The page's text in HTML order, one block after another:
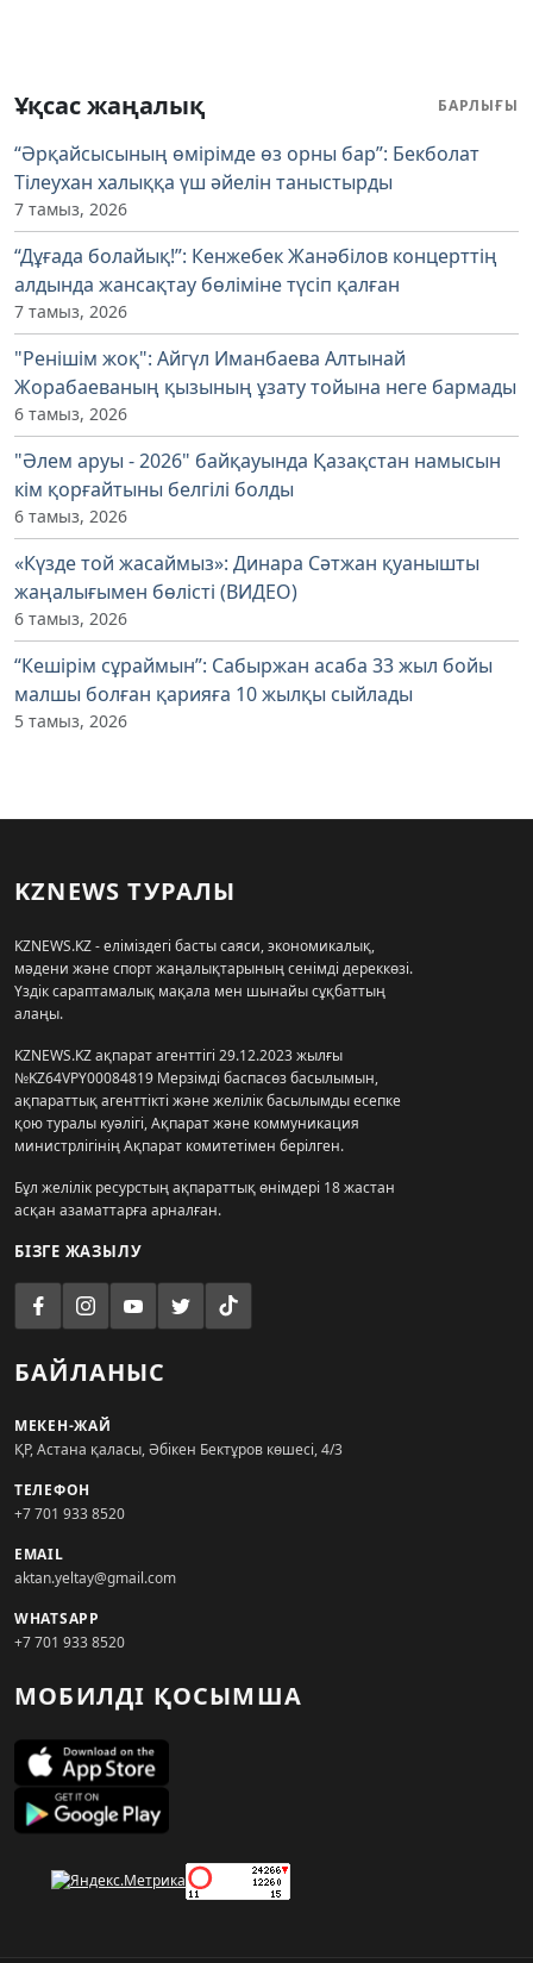
Ұқсас жаңалық БАРЛЫҒЫ
“Әрқайсысының өмірімде өз орны бар”: Бекболат
Тілеухан халыққа үш әйелін таныстырды
7 тамыз, 2026
“Дұғада болайық!”: Кенжебек Жанәбілов концерттің
алдында жансақтау бөліміне түсіп қалған
7 тамыз, 2026
"Ренішім жоқ": Айгүл Иманбаева Алтынай
Жорабаеваның қызының ұзату тойына неге бармады
6 тамыз, 2026
"Әлем аруы - 2026" байқауында Қазақстан намысын
кім қорғайтыны белгілі болды
6 тамыз, 2026
«Күзде той жасаймыз»: Динара Сәтжан қуанышты
жаңалығымен бөлісті (ВИДЕО)
6 тамыз, 2026
“Кешірім сұраймын”: Сабыржан асаба 33 жыл бойы
малшы болған қарияға 10 жылқы сыйлады
5 тамыз, 2026
KZNEWS ТУРАЛЫ
KZNEWS.KZ - еліміздегі басты саяси, экономикалық,
мәдени және спорт жаңалықтарының сенімді дереккөзі.
Үздік сараптамалық мақала мен шынайы сұқбаттың
алаңы.
KZNEWS.KZ ақпарат агенттігі 29.12.2023 жылғы
№KZ64VPY00084819 Мерзімді баспасөз басылымын,
ақпараттық агенттікті және желілік басылымды есепке
қою туралы куәлігі, Ақпарат және коммуникация
министрлігінің Ақпарат комитетімен берілген.
Бұл желілік ресурстың ақпараттық өнімдері 18 жастан
асқан азаматтарға арналған.
БІЗГЕ ЖАЗЫЛУ
БАЙЛАНЫС
МЕКЕН-ЖАЙ
ҚР, Астана қаласы, Әбікен Бектұров көшесі, 4/3
ТЕЛЕФОН
+7 701 933 8520
EMAIL
aktan.yeltay@gmail.com
WHATSAPP
+7 701 933 8520
МОБИЛДІ ҚОСЫМША